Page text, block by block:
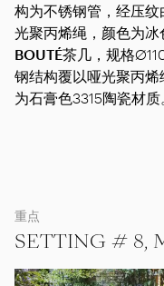
构为不锈钢管，经压
光聚丙烯绳，颜色为冰
BOUTÉ茶几，规格
钢结构覆以哑光聚丙
为石膏色3315陶瓷材质
重点
SETTING # 8,